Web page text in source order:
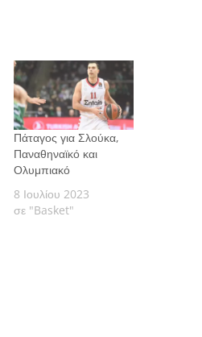
Πάταγος για Σλούκα,
Παναθηναϊκό και
Ολυμπιακό
8 Ιουλίου 2023
σε "Basket"